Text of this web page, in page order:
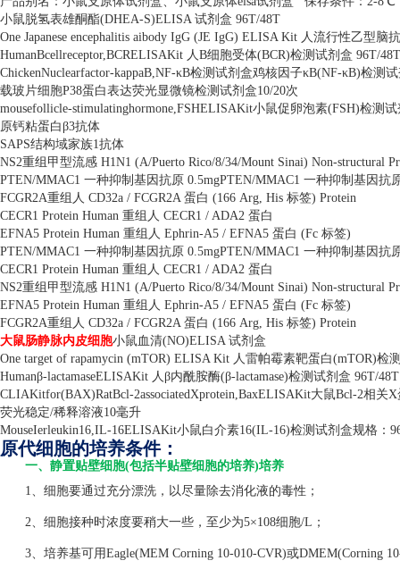
小鼠脱氢表雄酮酯(DHEA-S)ELISA 试剂盒 96T/48T
One Japanese encephalitis aibody IgG (JE IgG) ELISA Kit 人流行性乙型脑
HumanBcellreceptor,BCRELISAKit 人B细胞受体(BCR)检测试剂盒 96T/
ChickenNuclearfactor-kappaB,NF-κB检测试剂盒鸡核因子κB(NF-κB)检测
载玻片细胞P38蛋白表达荧光显微镜检测试剂盒10/20次
mousefollicle-stimulatinghormone,FSHELISAKit小鼠促卵泡素(FSH)检测
原钙粘蛋白β3抗体
SAPS结构域家族1抗体
NS2重组甲型流感 H1N1 (A/Puerto Rico/8/34/Mount Sinai) Non-structural
PTEN/MMAC1 一种抑制基因抗原 0.5mgPTEN/MMAC1 一种抑制基因抗
FCGR2A重组人 CD32a / FCGR2A 蛋白 (166 Arg, His 标签) Protein
CECR1 Protein Human 重组人 CECR1 / ADA2 蛋白
EFNA5 Protein Human 重组人 Ephrin-A5 / EFNA5 蛋白 (Fc 标签)
PTEN/MMAC1 一种抑制基因抗原 0.5mgPTEN/MMAC1 一种抑制基因抗
CECR1 Protein Human 重组人 CECR1 / ADA2 蛋白
NS2重组甲型流感 H1N1 (A/Puerto Rico/8/34/Mount Sinai) Non-structural
EFNA5 Protein Human 重组人 Ephrin-A5 / EFNA5 蛋白 (Fc 标签)
FCGR2A重组人 CD32a / FCGR2A 蛋白 (166 Arg, His 标签) Protein
大鼠肠静脉内皮细胞小鼠血清(NO)ELISA 试剂盒
One target of rapamycin (mTOR) ELISA Kit 人雷帕霉素靶蛋白(mTOR)检
Humanβ-lactamaseELISAKit 人β内酰胺酶(β-lactamase)检测试剂盒 96T/
CLIAKitfor(BAX)RatBcl-2associatedXprotein,BaxELISAKit大鼠Bcl-2相关X
荧光稳定/稀释溶液10毫升
MouseIerleukin16,IL-16ELISAKit小鼠白介素16(IL-16)检测试剂盒规格：
原代细胞的培养条件：
一、静置贴壁细胞(包括半贴壁细胞的培养)培养
1、细胞要通过充分漂洗，以尽量除去消化液的毒性；
2、细胞接种时浓度要稍大一些，至少为5×108细胞/L；
3、培养基可用Eagle(MEM Corning 10-010-CVR)或DMEM(Corning